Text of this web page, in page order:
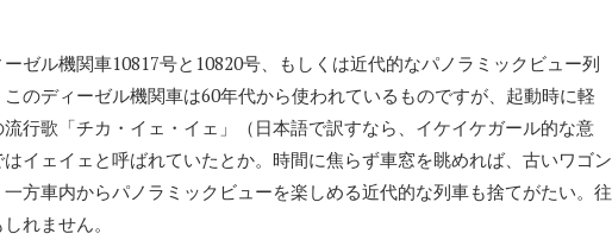
ゼル機関車10817号と10820号、もしくは近代的なパノラミックビュー列
のディーゼル機関車は60年代から使われているものですが、起動時に軽
行歌「チカ・イェ・イェ」（日本語で訳すなら、イケイケガール的な意
イェイェと呼ばれていたとか。時間に焦らず車窓を眺めれば、古いワゴン
方車内からパノラミックビューを楽しめる近代的な列車も捨てがたい。往
れません。